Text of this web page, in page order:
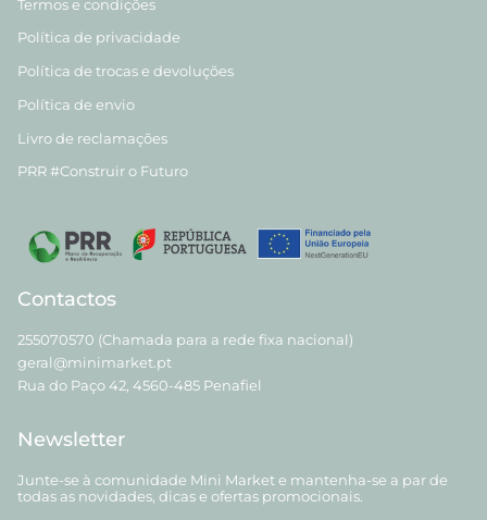
Termos e condições
Política de privacidade
Política de trocas e devoluções
Política de envio
Livro de reclamações
PRR #Construir o Futuro
Contactos
255070570 (Chamada para a rede fixa nacional)
geral@minimarket.pt
Rua do Paço 42, 4560-485 Penafiel
Newsletter
Junte-se à comunidade Mini Market e mantenha-se a par de
todas as novidades, dicas e ofertas promocionais.